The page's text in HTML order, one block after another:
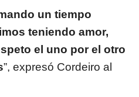
un tiempo
teniendo amor,
el uno por el otro
”, expresó Cordeiro al